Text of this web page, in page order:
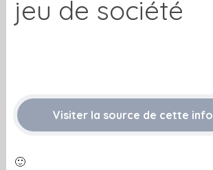
jeu de société
Visiter la source de cette
🙂